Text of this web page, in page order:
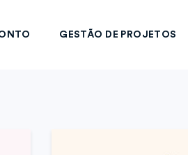
GESTÃO DE PROJETOS